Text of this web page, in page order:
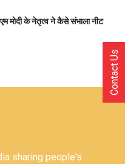
मोदी के नेतृत्व ने कैसे संभाला नीट
sharing people's
Contact Us